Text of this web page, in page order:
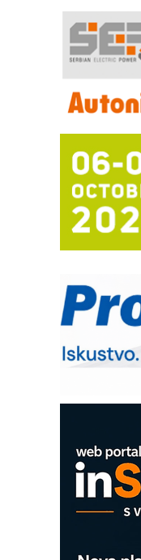
sistema
YAMADA
Filtration
rešenja
procesnim
FANUC:
Efikasno
(Shelf-
Potpuna
Trajna
IB
poverenja
OBO
mrežnog
hlađenjem